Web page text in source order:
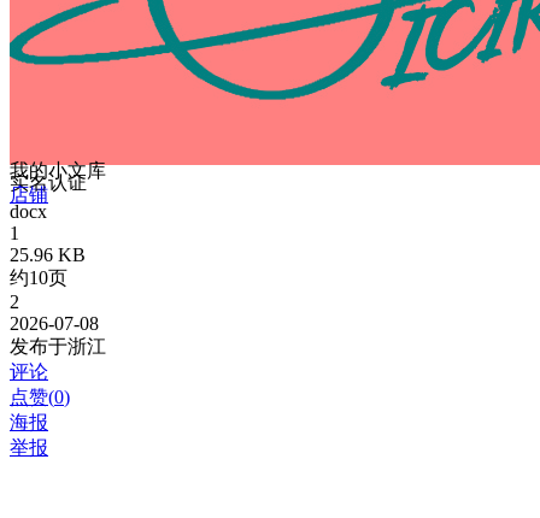
我的小文库
实名认证
店铺
docx
1
25.96 KB
约10页
2
2026-07-08
发布于浙江
评论
点赞(0)
海报
举报